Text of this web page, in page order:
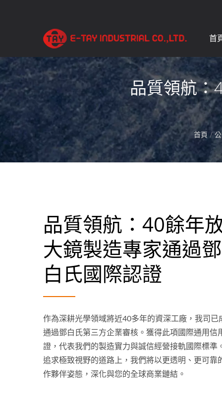
首
品質領航：
首頁 /
品質領航：40餘年
大鏡製造專家通過鄧
白氏國際認證
作為深耕光學領域將近40多年的資深工廠，我司已
通過鄧白氏第三方企業審核。獲得此項國際通用信
證，代表我們的製造實力與誠信經營接軌國際標準
追求極致視野的道路上，我們將以更透明、更可靠
作夥伴姿態，深化與您的全球商業鏈結。